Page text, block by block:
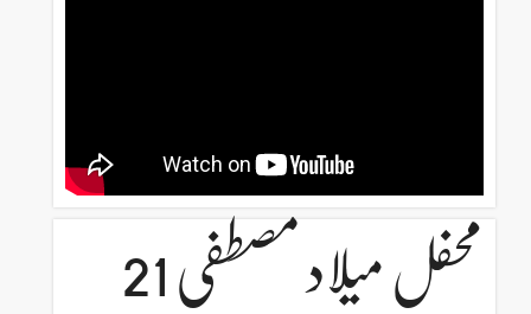
محفل میلاد مصطفی 21